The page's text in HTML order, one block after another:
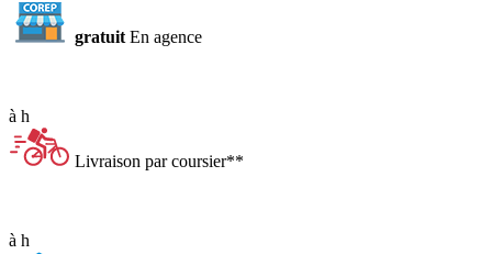
gratuit En agence
à h
Livraison par coursier**
à h